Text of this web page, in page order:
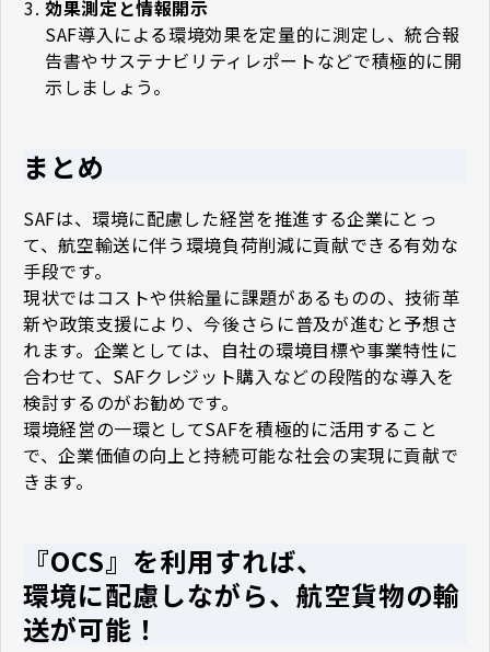
効果測定と情報開示
SAF導入による環境効果を定量的に測定し、統合報
告書やサステナビリティレポートなどで積極的に開
示しましょう。
まとめ
SAFは、環境に配慮した経営を推進する企業にとっ
て、航空輸送に伴う環境負荷削減に貢献できる有効な
手段です。
現状ではコストや供給量に課題があるものの、技術革
新や政策支援により、今後さらに普及が進むと予想さ
れます。企業としては、自社の環境目標や事業特性に
合わせて、SAFクレジット購入などの段階的な導入を
検討するのがお勧めです。
環境経営の一環としてSAFを積極的に活用すること
で、企業価値の向上と持続可能な社会の実現に貢献で
きます。
『OCS』を利用すれば、
環境に配慮しながら、航空貨物の輸
送が可能！